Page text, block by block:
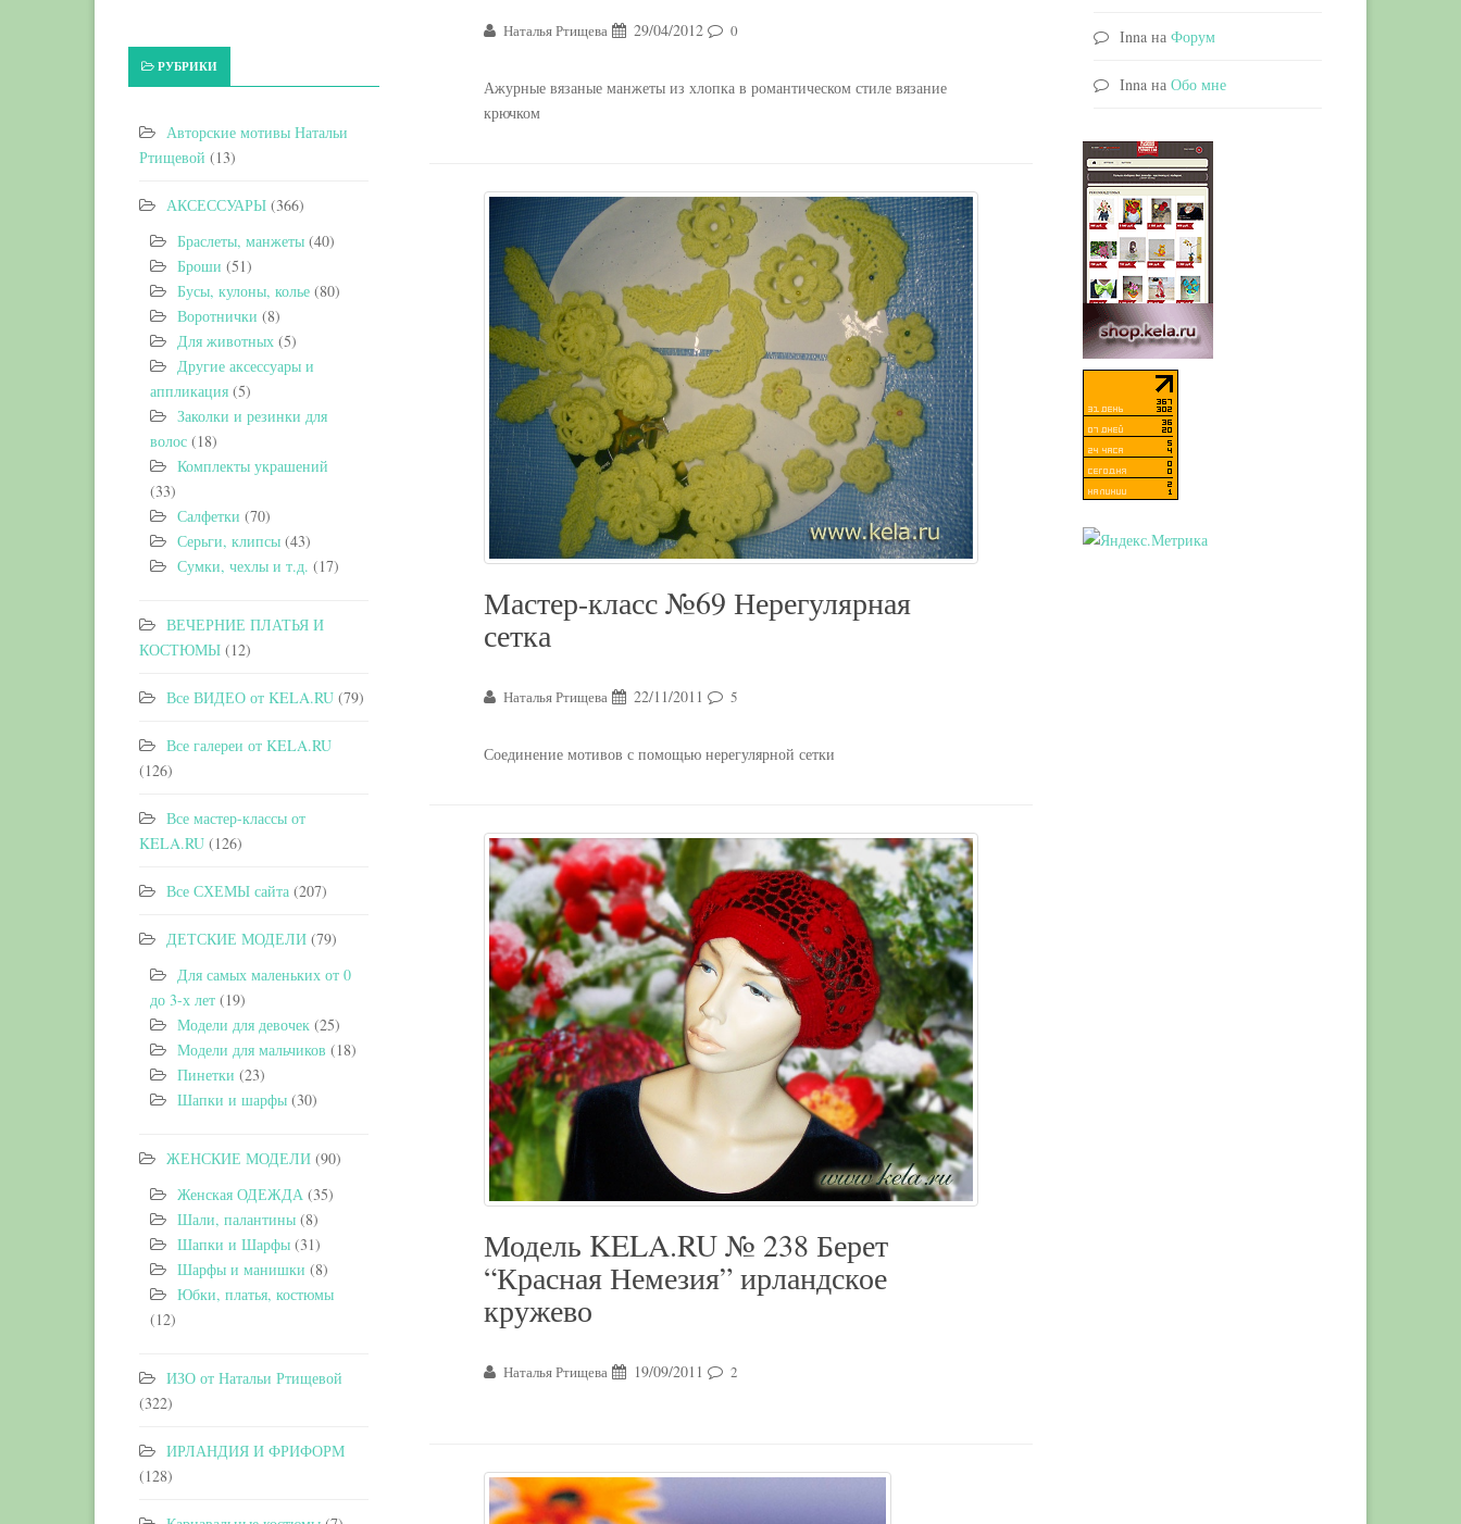
Наталья Ртищева 29/04/2012 0
Ажурные вязаные манжеты из хлопка в романтическом стиле вязание
крючком
Мастер-класс №69 Нерегулярная
сетка
Наталья Ртищева 22/11/2011 5
Соединение мотивов с помощью нерегулярной сетки
Модель KELA.RU № 238 Берет
“Красная Немезия” ирландское
кружево
Наталья Ртищева 19/09/2011 2
РУБРИКИ
Авторские мотивы Натальи
Ртищевой (13)
АКСЕССУАРЫ (366)
Браслеты, манжеты (40)
Броши (51)
Бусы, кулоны, колье (80)
Воротнички (8)
Для животных (5)
Другие аксессуары и
аппликация (5)
Заколки и резинки для
волос (18)
Комплекты украшений
(33)
Салфетки (70)
Серьги, клипсы (43)
Сумки, чехлы и т.д. (17)
ВЕЧЕРНИЕ ПЛАТЬЯ И
КОСТЮМЫ (12)
Все ВИДЕО от KELA.RU (79)
Все галереи от KELA.RU
(126)
Все мастер-классы от
KELA.RU (126)
Все СХЕМЫ сайта (207)
ДЕТСКИЕ МОДЕЛИ (79)
Для самых маленьких от 0
до 3-х лет (19)
Модели для девочек (25)
Модели для мальчиков (18)
Пинетки (23)
Шапки и шарфы (30)
ЖЕНСКИЕ МОДЕЛИ (90)
Женская ОДЕЖДА (35)
Шали, палантины (8)
Шапки и Шарфы (31)
Шарфы и манишки (8)
Юбки, платья, костюмы
(12)
ИЗО от Натальи Ртищевой
(322)
ИРЛАНДИЯ И ФРИФОРМ
(128)
Innaна Форум
Innaна Обо мне